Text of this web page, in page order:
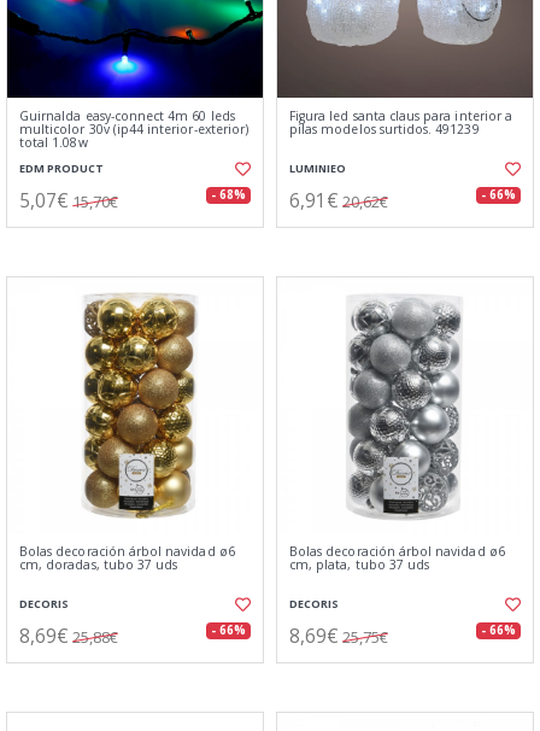
Guirnalda easy-connect 4m 60 leds
multicolor 30v (ip44 interior-exterior)
total 1.08w
EDM PRODUCT
5,07€ 15,70€ - 68%
Figura led santa claus para interior a
pilas modelos surtidos. 491239
LUMINIEO
6,91€ 20,62€ - 66%
Bolas decoración árbol navidad ø6
cm, doradas, tubo 37 uds
DECORIS
8,69€ 25,88€ - 66%
Bolas decoración árbol navidad ø6
cm, plata, tubo 37 uds
DECORIS
8,69€ 25,75€ - 66%